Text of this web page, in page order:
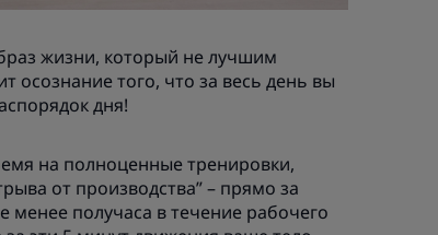
жизни, который не лучшим
осознание того, что за весь день вы
дня!
на полноценные тренировки,
от производства” – прямо за
получаса в течение рабочего